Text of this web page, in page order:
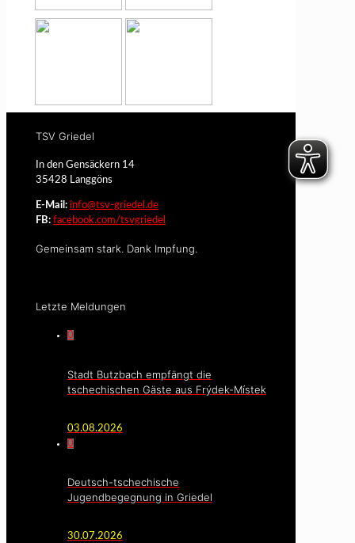
TSV Griedel
In den Gensäckern 14
35428 Langgöns
E-Mail: info@tsv-griedel.de
FB: facebook.com/tsvgriedel
Gemeinsam stark. Dank Impfung.
Letzte Meldungen
0
Stadt Butzbach empfängt die
tschechischen Gäste aus Frýdek-Místek
03.08.2026
0
Deutsch-tschechische
Jugendbegegnung in Griedel
30.07.2026